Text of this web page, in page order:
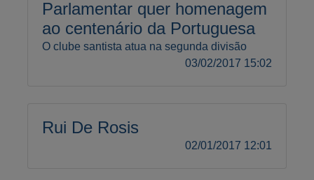
Parlamentar quer homenagem
ao centenário da Portuguesa
O clube santista atua na segunda divisão
03/02/2017 15:02
Rui De Rosis
02/01/2017 12:01